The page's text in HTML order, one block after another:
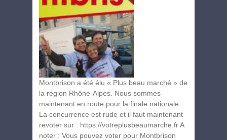
Montbrison a été élu « Plus beau marché » de
la région Rhône-Alpes. Nous sommes
maintenant en route pour la finale nationale.
La concurrence est rude et il faut maintenant
revoter sur : https://votreplusbeaumarche.fr A
noter : Vous pouvez voter pour Montbrison